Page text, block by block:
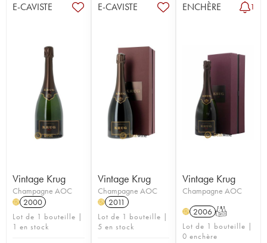
E-CAVISTE
Vintage Krug
Champagne AOC
H 2000
Lot de 1 bouteille |
1 en stock
E-CAVISTE
Vintage Krug
Champagne AOC
H 2011
Lot de 1 bouteille |
5 en stock
ENCHÈRE 1
Vintage Krug
Champagne AOC
H 2006 T
Lot de 1 bouteille |
0 enchère